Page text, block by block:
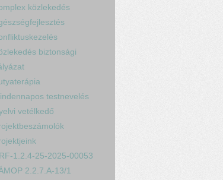
közlekedés
biztonsági
testnevelés
vetélkedő
1.2.4-25-2025-00053
2.2.7.A-13/1